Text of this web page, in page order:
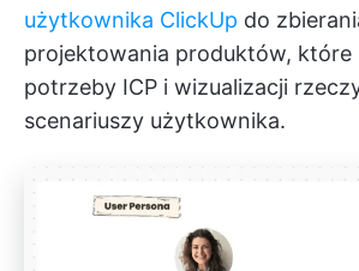
użytkownika ClickUp do
projektowania produktów, które
potrzeby ICP i wizualizacji
scenariuszy użytkownika.